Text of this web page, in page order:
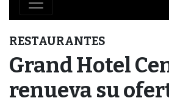
RESTAURANTES
Grand Hotel
renueva su